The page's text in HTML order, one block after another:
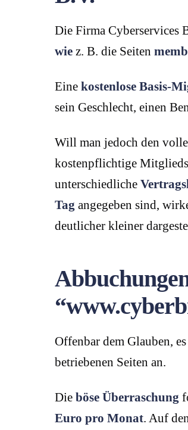
Die Firma Cyberservices
wie z. B. die Seiten
Eine kostenlose Basis-
sein Geschlecht, einen
Will man jedoch den
kostenpflichtige
unterschiedliche
Tag angegeben sind,
deutlicher kleiner
Offenbar dem Glauben,
betriebenen Seiten an.
Die böse Überraschung
Euro pro Monat. Auf